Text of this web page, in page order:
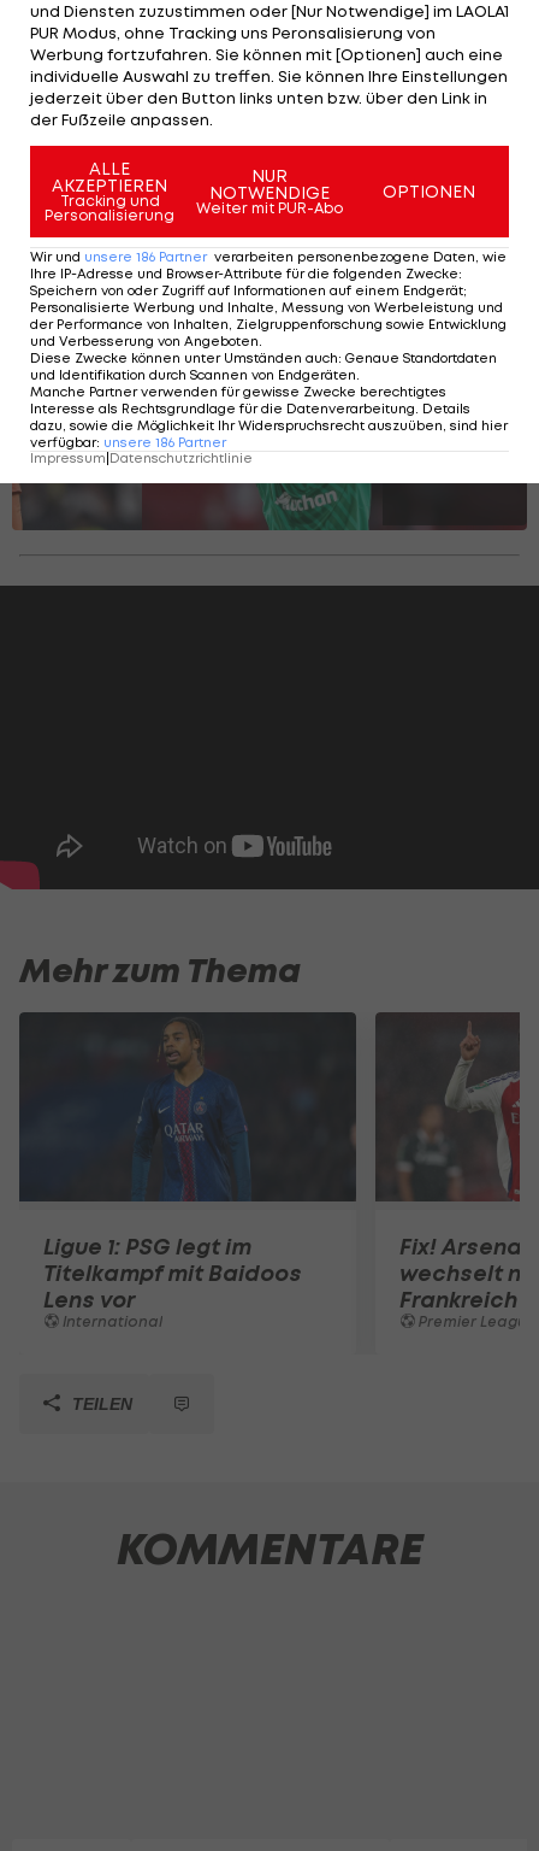
Bienvenue à Paris, Matvey.
🔴🔵#WelcomeSafonov
— Paris Saint-Germain (@PSG_inside)
June 14, 2024
Dieser Frankreich-Kader wartet bei der
EURO auf Österreich
STARTEN
Mehr zum Thema
Ligue 1: PSG legt im
Titelkampf mit Baidoos
Lens vor
International
Fix!
wechselt
Frankreich
Premier League
TEILEN
KOMMENTARE
und Diensten zuzustimmen oder [Nur Notwendige] im LAOLA1
PUR Modus, ohne Tracking uns Peronsalisierung von
Werbung fortzufahren. Sie können mit [Optionen] auch eine
individuelle Auswahl zu treffen. Sie können Ihre Einstellungen
jederzeit über den Button links unten bzw. über den Link in
der Fußzeile anpassen.
ALLE
AKZEPTIEREN
Tracking und
Personalisierung
NUR
NOTWENDIGE
Weiter mit PUR-Abo
OPTIONEN
Wir und unsere 186 Partner verarbeiten personenbezogene Daten, wie
Ihre IP-Adresse und Browser-Attribute für die folgenden Zwecke:
Speichern von oder Zugriff auf Informationen auf einem Endgerät;
Personalisierte Werbung und Inhalte, Messung von Werbeleistung und
der Performance von Inhalten, Zielgruppenforschung sowie Entwicklung
und Verbesserung von Angeboten.
Diese Zwecke können unter Umständen auch: Genaue Standortdaten
und Identifikation durch Scannen von Endgeräten.
Manche Partner verwenden für gewisse Zwecke berechtigtes
Interesse als Rechtsgrundlage für die Datenverarbeitung. Details
dazu, sowie die Möglichkeit Ihr Widerspruchsrecht auszuüben, sind hier
verfügbar: unsere 186 Partner
Impressum Datenschutzrichtlinie